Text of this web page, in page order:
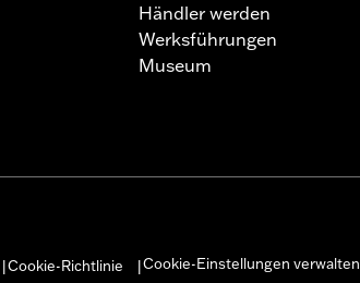
Händler werden
Werksführungen
Museum
Cookie-Richtlinie Cookie-Einstellungen verwalten